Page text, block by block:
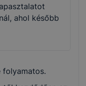
ahol később
folyamatos.